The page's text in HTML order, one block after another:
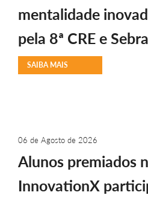
mentalidade
pela 8ª CRE e
SAIBA MAIS
06 de Agosto de 2026
Alunos premiados
InnovationX